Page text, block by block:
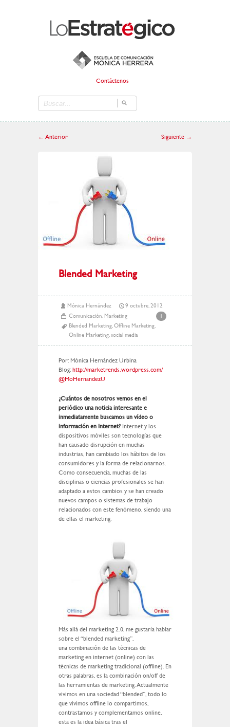
Contáctenos
← Anterior Siguiente →
Blended Marketing
Mónica Hernández
9 octubre, 2012
Comunicación, Marketing 1
Blended Marketing,Offline Marketing,
Online Marketing,social media
Por: Mónica Hernández Urbina
Blog: http://marketrends.wordpress.com/
@MoHernandezU
¿Cuántos de nosotros vemos en el
periódico una noticia interesante e
inmediatamente buscamos un vídeo o
información en Internet? Internet y los
dispositivos móviles son tecnologías que
han causado disrupción en muchas
industrias, han cambiado los hábitos de los
consumidores y la forma de relacionarnos.
Como consecuencia, muchas de las
disciplinas o ciencias profesionales se han
adaptado a estos cambios y se han creado
nuevos campos o sistemas de trabajo
relacionados con este fenómeno, siendo una
de ellas el marketing.
Más allá del marketing 2.0, me gustaría hablar
sobre el “blended marketing”,
una combinación de las técnicas de
marketing en internet (online) con las
técnicas de marketing tradicional (offline). En
otras palabras, es la combinación on/off de
las herramientas de marketing. Actualmente
vivimos en una sociedad “blended”, todo lo
que vivimos offline lo compartimos,
contrastamos y complementamos online,
esta es la idea básica tras el